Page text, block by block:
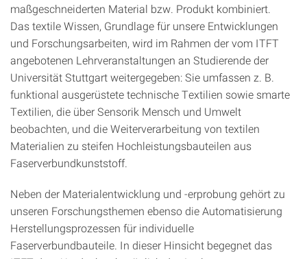
maßgeschneiderten Material bzw. Produkt kombiniert.
Das textile Wissen, Grundlage für unsere Entwicklungen
und Forschungsarbeiten, wird im Rahmen der vom ITFT
angebotenen Lehrveranstaltungen an Studierende der
Universität Stuttgart weitergegeben: Sie umfassen z. B.
funktional ausgerüstete technische Textilien sowie smarte
Textilien, die über Sensorik Mensch und Umwelt
beobachten, und die Weiterverarbeitung von textilen
Materialien zu steifen Hochleistungsbauteilen aus
Faserverbundkunststoff.
Neben der Materialentwicklung und -erprobung gehört zu
unseren Forschungsthemen ebenso die Automatisierung
Herstellungsprozessen für individuelle
Faserverbundbauteile. In dieser Hinsicht begegnet das